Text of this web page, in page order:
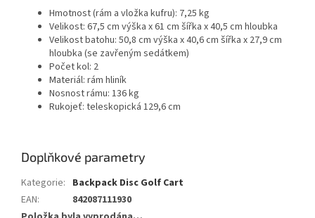
Hmotnost (rám a vložka kufru): 7,25 kg
Velikost: 67,5 cm výška x 61 cm šířka x 40,5 cm hloubka
Velikost batohu: 50,8 cm výška x 40,6 cm šířka x 27,9 cm
hloubka (se zavřeným sedátkem)
Počet kol: 2
Materiál: rám hliník
Nosnost rámu: 136 kg
Rukojeť: teleskopická 129,6 cm
Doplňkové parametry
Kategorie: Backpack Disc Golf Cart
EAN:
842087111930